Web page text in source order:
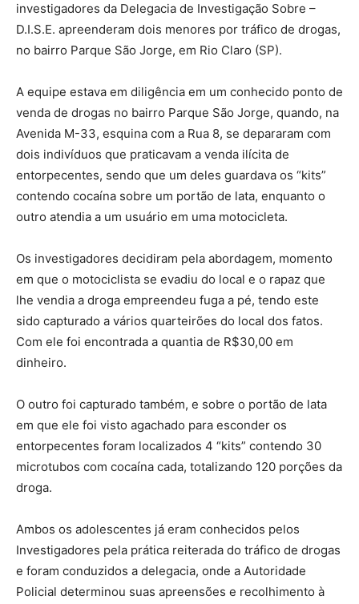
investigadores da Delegacia de Investigação Sobre –
D.I.S.E. apreenderam dois menores por tráfico de drogas,
no bairro Parque São Jorge, em Rio Claro (SP).
A equipe estava em diligência em um conhecido ponto de
venda de drogas no bairro Parque São Jorge, quando, na
Avenida M-33, esquina com a Rua 8, se depararam com
dois indivíduos que praticavam a venda ilícita de
entorpecentes, sendo que um deles guardava os “kits”
contendo cocaína sobre um portão de lata, enquanto o
outro atendia a um usuário em uma motocicleta.
Os investigadores decidiram pela abordagem, momento
em que o motociclista se evadiu do local e o rapaz que
lhe vendia a droga empreendeu fuga a pé, tendo este
sido capturado a vários quarteirões do local dos fatos.
Com ele foi encontrada a quantia de R$30,00 em
dinheiro.
O outro foi capturado também, e sobre o portão de lata
em que ele foi visto agachado para esconder os
entorpecentes foram localizados 4 “kits” contendo 30
microtubos com cocaína cada, totalizando 120 porções da
droga.
Ambos os adolescentes já eram conhecidos pelos
Investigadores pela prática reiterada do tráfico de drogas
e foram conduzidos a delegacia, onde a Autoridade
Policial determinou suas apreensões e recolhimento à